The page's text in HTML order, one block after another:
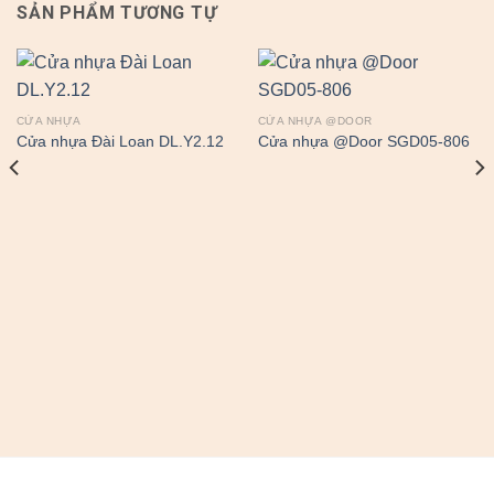
SẢN PHẨM TƯƠNG TỰ
CỬA NHỰA
Cửa nhựa Đài Loan DL.Y2.12
CỬA NHỰA @DOOR
Cửa nhựa @Door SGD05-806